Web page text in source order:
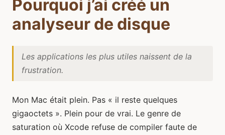
Pourquoi j’ai créé un
analyseur de disque
Les applications les plus utiles naissent de la
frustration.
Mon Mac était plein. Pas « il reste quelques
gigaoctets ». Plein pour de vrai. Le genre de
saturation où Xcode refuse de compiler faute de